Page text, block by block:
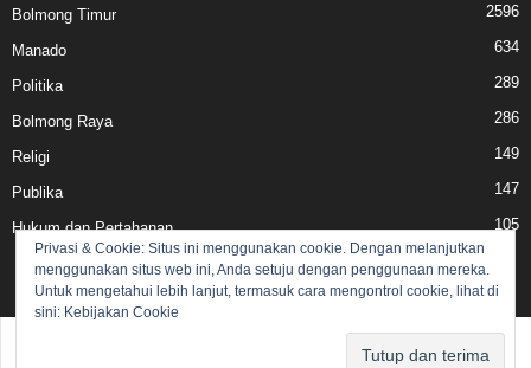
Bolmong Timur 2596
Manado 634
Politika 289
Bolmong Raya 286
Religi 149
Publika 147
Hukum dan Pertahanan 105
Privasi & Cookie: Situs ini menggunakan cookie. Dengan melanjutkan
menggunakan situs web ini, Anda setuju dengan penggunaan mereka.
Untuk mengetahui lebih lanjut, termasuk cara mengontrol cookie, lihat di
sini: Kebijakan Cookie